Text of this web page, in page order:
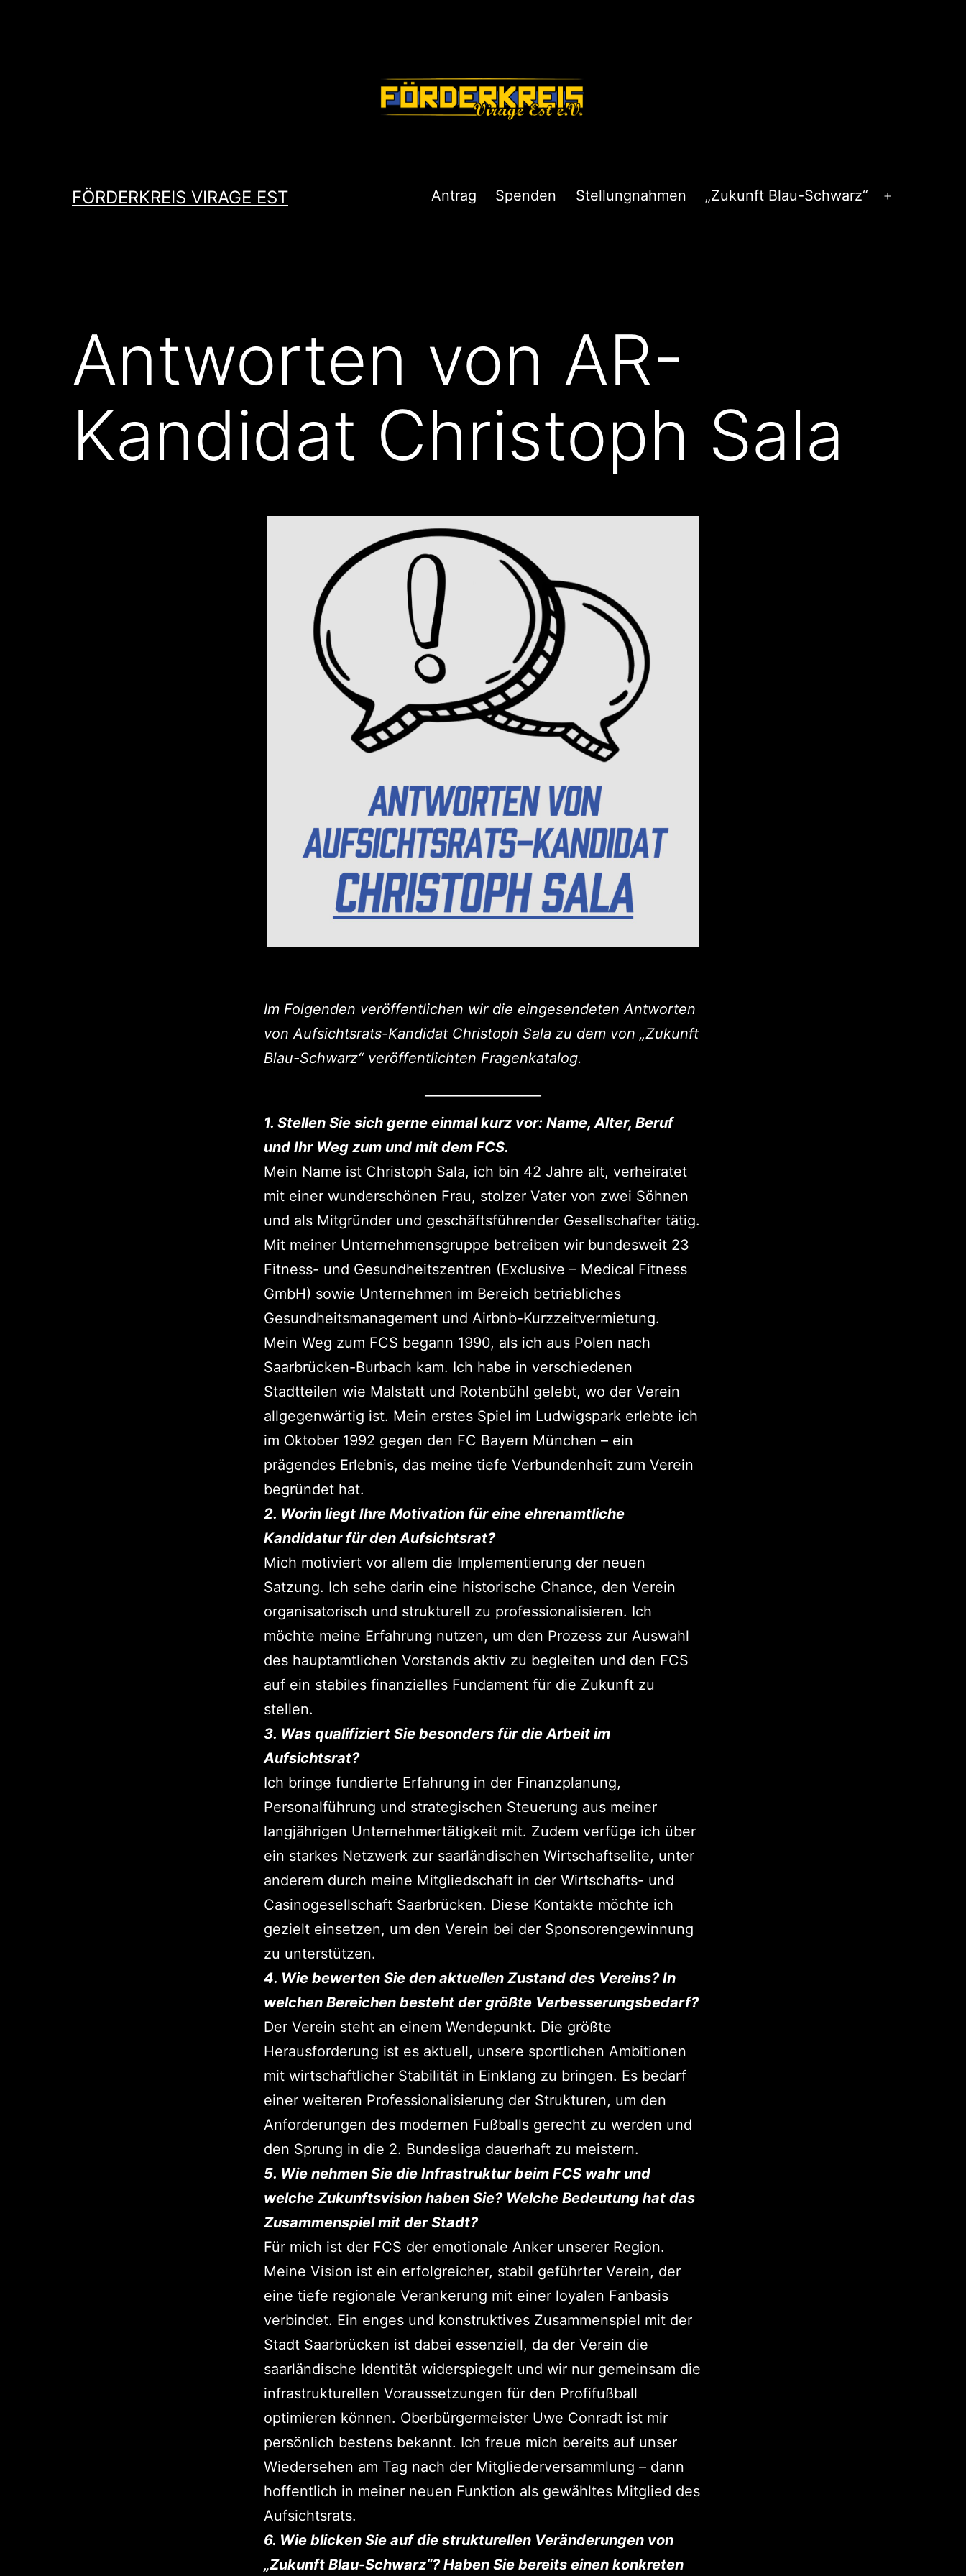
FÖRDERKREIS VIRAGE EST Antrag Spenden Stellungnahmen „Zukunft Blau-Schwarz“
Antworten von AR-
Kandidat Christoph Sala
Im Folgenden veröffentlichen wir die eingesendeten Antworten
von Aufsichtsrats-Kandidat Christoph Sala zu dem von „Zukunft
Blau-Schwarz“ veröffentlichten Fragenkatalog.
1. Stellen Sie sich gerne einmal kurz vor: Name, Alter, Beruf
und Ihr Weg zum und mit dem FCS.
Mein Name ist Christoph Sala, ich bin 42 Jahre alt, verheiratet
mit einer wunderschönen Frau, stolzer Vater von zwei Söhnen
und als Mitgründer und geschäftsführender Gesellschafter tätig.
Mit meiner Unternehmensgruppe betreiben wir bundesweit 23
Fitness- und Gesundheitszentren (Exclusive – Medical Fitness
GmbH) sowie Unternehmen im Bereich betriebliches
Gesundheitsmanagement und Airbnb-Kurzzeitvermietung.
Mein Weg zum FCS begann 1990, als ich aus Polen nach
Saarbrücken-Burbach kam. Ich habe in verschiedenen
Stadtteilen wie Malstatt und Rotenbühl gelebt, wo der Verein
allgegenwärtig ist. Mein erstes Spiel im Ludwigspark erlebte ich
im Oktober 1992 gegen den FC Bayern München – ein
prägendes Erlebnis, das meine tiefe Verbundenheit zum Verein
begründet hat.
2. Worin liegt Ihre Motivation für eine ehrenamtliche
Kandidatur für den Aufsichtsrat?
Mich motiviert vor allem die Implementierung der neuen
Satzung. Ich sehe darin eine historische Chance, den Verein
organisatorisch und strukturell zu professionalisieren. Ich
möchte meine Erfahrung nutzen, um den Prozess zur Auswahl
des hauptamtlichen Vorstands aktiv zu begleiten und den FCS
auf ein stabiles finanzielles Fundament für die Zukunft zu
stellen.
3. Was qualifiziert Sie besonders für die Arbeit im
Aufsichtsrat?
Ich bringe fundierte Erfahrung in der Finanzplanung,
Personalführung und strategischen Steuerung aus meiner
langjährigen Unternehmertätigkeit mit. Zudem verfüge ich über
ein starkes Netzwerk zur saarländischen Wirtschaftselite, unter
anderem durch meine Mitgliedschaft in der Wirtschafts- und
Casinogesellschaft Saarbrücken. Diese Kontakte möchte ich
gezielt einsetzen, um den Verein bei der Sponsorengewinnung
zu unterstützen.
4. Wie bewerten Sie den aktuellen Zustand des Vereins? In
welchen Bereichen besteht der größte Verbesserungsbedarf?
Der Verein steht an einem Wendepunkt. Die größte
Herausforderung ist es aktuell, unsere sportlichen Ambitionen
mit wirtschaftlicher Stabilität in Einklang zu bringen. Es bedarf
einer weiteren Professionalisierung der Strukturen, um den
Anforderungen des modernen Fußballs gerecht zu werden und
den Sprung in die 2. Bundesliga dauerhaft zu meistern.
5. Wie nehmen Sie die Infrastruktur beim FCS wahr und
welche Zukunftsvision haben Sie? Welche Bedeutung hat das
Zusammenspiel mit der Stadt?
Für mich ist der FCS der emotionale Anker unserer Region.
Meine Vision ist ein erfolgreicher, stabil geführter Verein, der
eine tiefe regionale Verankerung mit einer loyalen Fanbasis
verbindet. Ein enges und konstruktives Zusammenspiel mit der
Stadt Saarbrücken ist dabei essenziell, da der Verein die
saarländische Identität widerspiegelt und wir nur gemeinsam die
infrastrukturellen Voraussetzungen für den Profifußball
optimieren können. Oberbürgermeister Uwe Conradt ist mir
persönlich bestens bekannt. Ich freue mich bereits auf unser
Wiedersehen am Tag nach der Mitgliederversammlung – dann
hoffentlich in meiner neuen Funktion als gewähltes Mitglied des
Aufsichtsrats.
6. Wie blicken Sie auf die strukturellen Veränderungen von
„Zukunft Blau-Schwarz“? Haben Sie bereits einen konkreten